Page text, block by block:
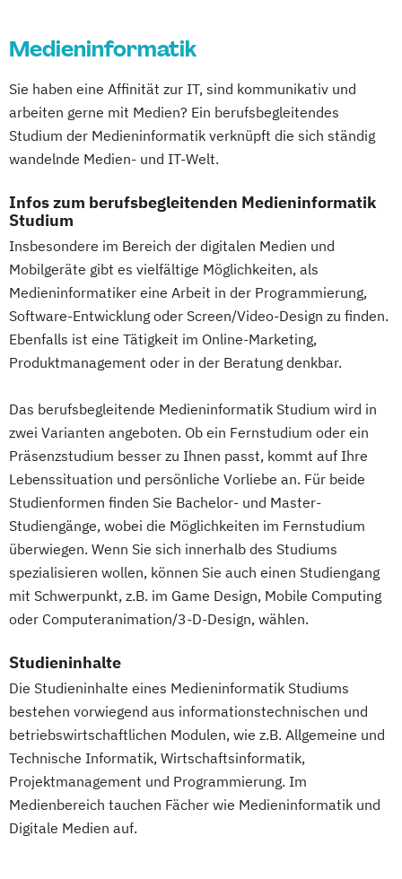
Digital Transformation Management -
Digitale Betriebswirtschaftslehre
Digitale Transformation Diätetik
E-Beratung in der Pädagogik
E-Commerce Elektrotechnik
Engineering Management (DE/EN)
Entrepreneurship (DE/EN) Ergotherapie
Ernährungswissenschaften
Eventmanagement Facility Management
Finance
Accounting und Taxation (DE/EN)
Finanzmanagement
Fintech Fitnessökonomie
Game Design
Gartenbau General Management
Gerontologie
Gesundheits- und Pflegepädagogik
Gesundheitsmanagement
Gesundheitspsychologie
Gesundheitspädagogik
Gesundheitsökonomie Growth Hacking
Growth Hacking (DE/EN)
Heilpädagogik
Heilpädagogik und Inklusion
Heilpädagogik/Inklusionspädagogik
Hotelmanagement (DE/EN)
IT-Management Immobilienmanagement
Immobilienmanagement für
Immobilienkaufleute
Medieninformatik
Sie haben eine Affinität zur IT, sind kommunikativ und
arbeiten gerne mit Medien? Ein berufsbegleitendes
Studium der Medieninformatik verknüpft die sich ständig
wandelnde Medien- und IT-Welt.
Infos zum berufsbegleitenden Medieninformatik
Studium
Insbesondere im Bereich der digitalen Medien und
Mobilgeräte gibt es vielfältige Möglichkeiten, als
Medieninformatiker eine Arbeit in der Programmierung,
Software-Entwicklung oder Screen/Video-Design zu finden.
Ebenfalls ist eine Tätigkeit im Online-Marketing,
Produktmanagement oder in der Beratung denkbar.
Das berufsbegleitende Medieninformatik Studium wird in
zwei Varianten angeboten. Ob ein Fernstudium oder ein
Präsenzstudium besser zu Ihnen passt, kommt auf Ihre
Lebenssituation und persönliche Vorliebe an. Für beide
Studienformen finden Sie Bachelor- und Master-
Studiengänge, wobei die Möglichkeiten im Fernstudium
überwiegen. Wenn Sie sich innerhalb des Studiums
spezialisieren wollen, können Sie auch einen Studiengang
mit Schwerpunkt, z.B. im Game Design, Mobile Computing
oder Computeranimation/3-D-Design, wählen.
Studieninhalte
Die Studieninhalte eines Medieninformatik Studiums
bestehen vorwiegend aus informationstechnischen und
betriebswirtschaftlichen Modulen, wie z.B. Allgemeine und
Technische Informatik, Wirtschaftsinformatik,
Projektmanagement und Programmierung. Im
Medienbereich tauchen Fächer wie Medieninformatik und
Digitale Medien auf.